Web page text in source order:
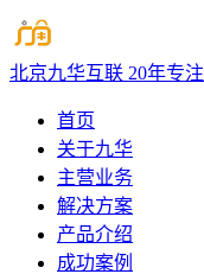
北京九华互联 20年专
首页
关于九华
主营业务
解决方案
产品介绍
成功案例